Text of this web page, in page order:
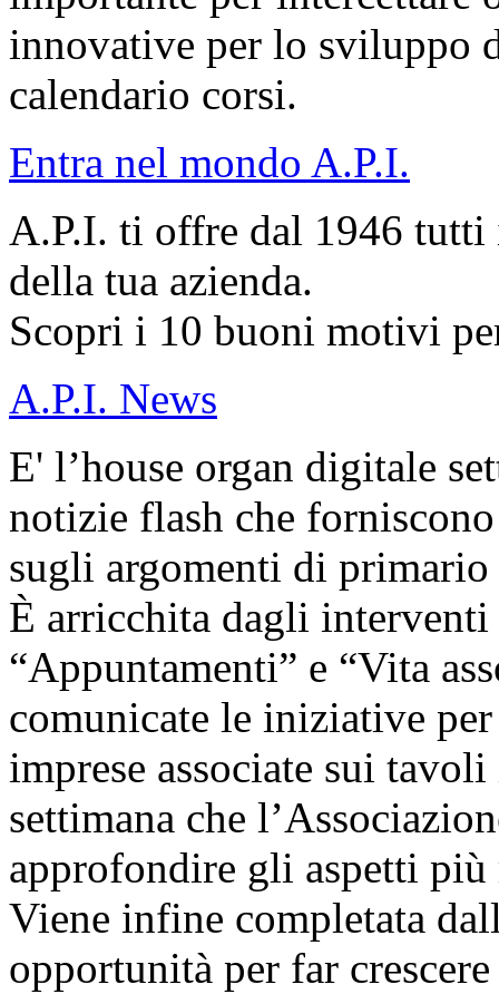
innovative per lo sviluppo
calendario corsi.
Entra nel mondo A.P.I.
A.P.I. ti offre dal 1946 tutti
della tua azienda.
Scopri i 10 buoni motivi
A.P.I. News
E' l’house organ digitale
notizie flash che
sugli argomenti di primario
È arricchita dagli interventi
“Appuntamenti” e “Vita
comunicate le iniziative
imprese associate sui
settimana che
approfondire gli aspetti
Viene infine completata
opportunità per far crescere